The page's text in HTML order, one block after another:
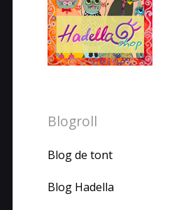
Blogroll
Blog de tont
Blog Hadella